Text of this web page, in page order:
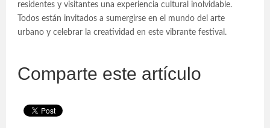
residentes y visitantes una experiencia cultural inolvidable.
Todos están invitados a sumergirse en el mundo del arte
urbano y celebrar la creatividad en este vibrante festival.
Comparte este artículo